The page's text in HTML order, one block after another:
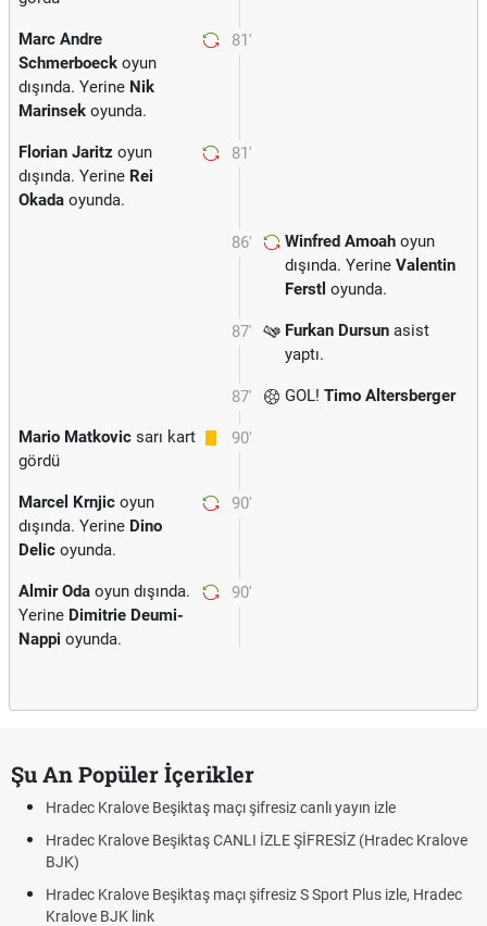
81'
Marc Andre
Schmerboeck oyun
dışında. Yerine Nik
Marinsek oyunda.
81'
Florian Jaritz oyun
dışında. Yerine Rei
Okada oyunda.
86' Winfred Amoah oyun
dışında. Yerine Valentin
Ferstl oyunda.
87' Furkan Dursun asist
yaptı.
87' GOL! Timo Altersberger
90'
Mario Matkovic sarı kart
gördü
90'
Marcel Krnjic oyun
dışında. Yerine Dino
Delic oyunda.
90'
Almir Oda oyun dışında.
Yerine Dimitrie Deumi-
Nappi oyunda.
Şu An Popüler İçerikler
Hradec Kralove Beşiktaş maçı şifresiz canlı yayın izle
Hradec Kralove Beşiktaş CANLI İZLE ŞİFRESİZ (Hradec Kralove
BJK)
Hradec Kralove Beşiktaş maçı şifresiz S Sport Plus izle, Hradec
Kralove BJK link